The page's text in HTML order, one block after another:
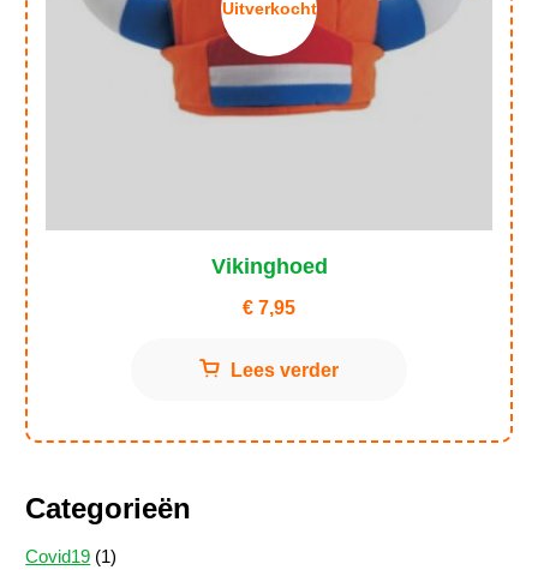
Uitverkocht
Vikinghoed
€ 7,95
Lees verder
Categorieën
Covid19 11